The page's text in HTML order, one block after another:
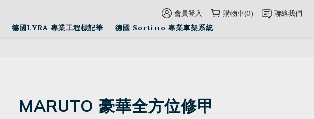
會員登入 購物車(0)
聯絡我們
德國LYRA 專業工程標記筆 德國 Sortimo 專業車架系統
MARUTO 豪華全方位修甲
立即購買